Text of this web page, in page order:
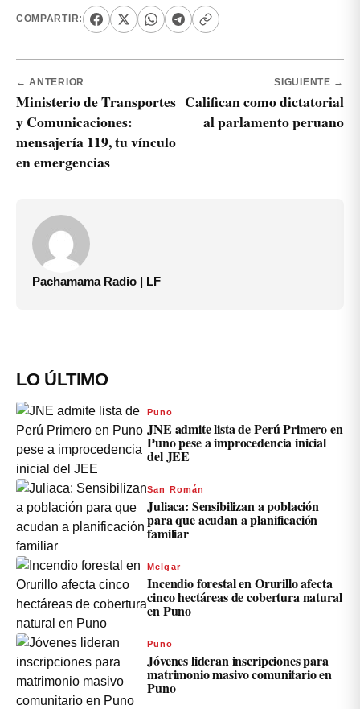
COMPARTIR:
← ANTERIOR
Ministerio de Transportes
y Comunicaciones:
mensajería 119, tu vínculo
en emergencias
SIGUIENTE →
Califican como dictatorial
al parlamento peruano
Pachamama Radio | LF
LO ÚLTIMO
Puno
JNE admite lista de Perú Primero en
Puno pese a improcedencia inicial
del JEE
San Román
Juliaca: Sensibilizan a población
para que acudan a planificación
familiar
Melgar
Incendio forestal en Orurillo afecta
cinco hectáreas de cobertura natural
en Puno
Puno
Jóvenes lideran inscripciones para
matrimonio masivo comunitario en
Puno